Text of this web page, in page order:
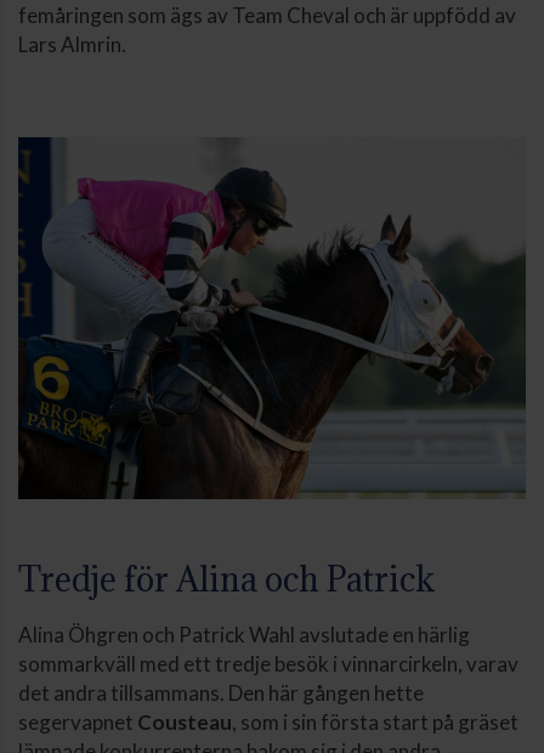
femåringen som ägs av Team Cheval och är uppfödd av
Lars Almrin.
Tredje för Alina och Patrick
Alina Öhgren och Patrick Wahl avslutade en härlig
sommarkväll med ett tredje besök i vinnarcirkeln, varav
det andra tillsammans. Den här gången hette
segervapnet Cousteau, som i sin första start på gräset